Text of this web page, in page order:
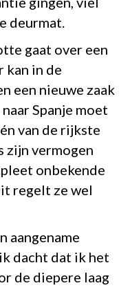
deurmat.
gaat over een
kan in de
een nieuwe zaak
Spanje moet
van de rijkste
zijn vermogen
onbekende
regelt ze wel
aangename
dacht dat ik het
de diepere laag